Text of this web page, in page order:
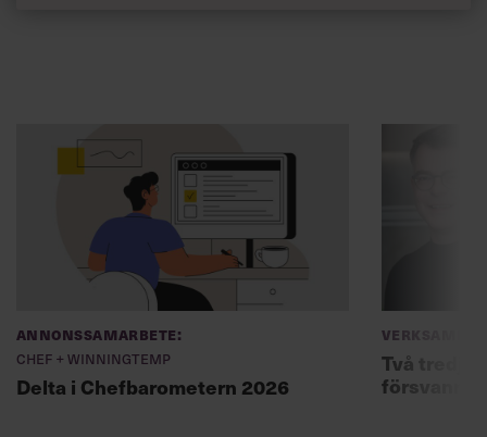
Annonssamarbete:
Chef + Winningtemp
Delta i Chefbarometern 2026
Två
försvann